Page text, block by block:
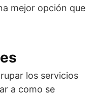
mejor opción que
los servicios
a como se